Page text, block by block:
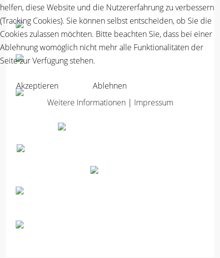
helfen, diese Website und die Nutzererfahrung zu verbessern
(Tracking Cookies). Sie können selbst entscheiden, ob Sie die
Cookies zulassen möchten. Bitte beachten Sie, dass bei einer
Ablehnung womöglich nicht mehr alle Funktionalitäten der
Seite zur Verfügung stehen.
Akzeptieren
Ablehnen
Weitere Informationen| Impressum